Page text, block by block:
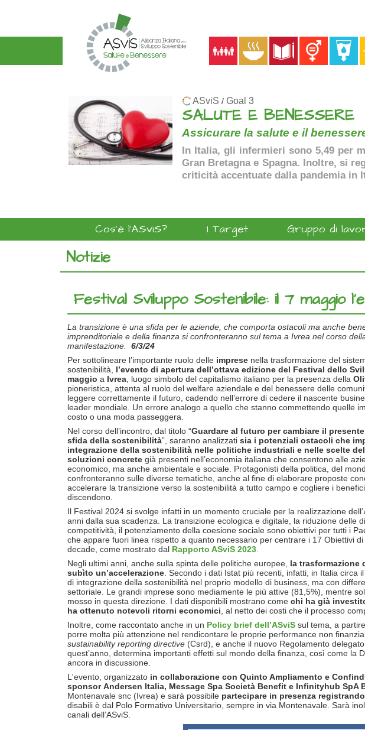
ASviS / Goal 3
SALUTE E BENESSERE
Assicurare la salute e il
In Italia, gli infermieri sono 5,49 per
Gran Bretagna e Spagna. Inoltre, si
criticità accentuate dalla pandemia in
Cos'è l'ASviS? I Target Gruppo di
Notizie
Festival Sviluppo Sostenibile: il 7 maggio
La transizione è una sfida per le aziende, che comporta ostacoli ma anche
imprenditoriale e della finanza si confronteranno sul tema a Ivrea nel corso
manifestazione. 6/3/24
Per sottolineare l’importante ruolo delle imprese nella trasformazione del
sostenibilità, l’evento di apertura dell’ottava edizione del Festival dello
maggio a Ivrea , luogo simbolo del capitalismo italiano per la presenza della
pioneristica, attenta al ruolo del welfare aziendale e del benessere delle
leggere correttamente il futuro, cadendo nell’errore di cedere il nascente
leader mondiale. Un errore analogo a quello che stanno commettendo quelle
costo o una moda passeggera.
Nel corso dell’incontro, dal titolo “Guardare al futuro per cambiare il
sfida della sostenibilità”, saranno analizzati sia i potenziali ostacoli che
integrazione della sostenibilità nelle politiche industriali e nelle scelte
soluzioni concrete già presenti nell’economia italiana che consentono alle
economico, ma anche ambientale e sociale. Protagonisti della politica, del
confronteranno sulle diverse tematiche, anche al fine di elaborare proposte
accelerare la transizione verso la sostenibilità a tutto campo e cogliere i
discendono.
Il Festival 2024 si svolge infatti in un momento cruciale per la realizzazione dell’
anni dalla sua scadenza. La transizione ecologica e digitale, la riduzione delle
competitività, il potenziamento della coesione sociale sono obiettivi per tutti i
che appare fuori linea rispetto a quanto necessario per centrare i 17 Obiettivi
decade, come mostrato dal Rapporto ASviS 2023
Negli ultimi anni, anche sulla spinta delle politiche europee, la trasformazione
subìto un’accelerazione . Secondo i dati Istat più recenti, infatti, in Italia
di integrazione della sostenibilità nel proprio modello di business, ma con
settoriale. Le grandi imprese sono mediamente le più attive (81,5%), mentre
mosso in questa direzione. I dati disponibili mostrano come chi ha già
ha ottenuto notevoli ritorni economici , al netto dei costi che il processo
Inoltre, come raccontato anche in un Policy brief dell’ASviS sul tema, a
porre molta più attenzione nel rendicontare le proprie performance non
sustainability reporting directive (Csrd), e anche il nuovo Regolamento
quest’anno, determina importanti effetti sul mondo della finanza, così come la
ancora in discussione.
L'evento, organizzato in collaborazione con Quinto Ampliamento e
sponsor Andersen Italia, Message Spa Società Benefit e Infinityhub SpA
Montenavale snc (Ivrea) e sarà possibile partecipare in presenza
disabili è dal Polo Formativo Universitario, sempre in via Montenavale. Sarà
canali dell’ASviS.